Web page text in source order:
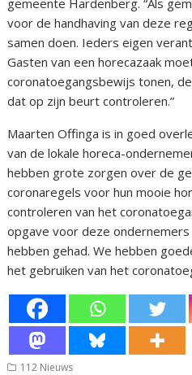
gemeente Hardenberg. “Als
voor de handhaving van deze
samen doen. Ieders eigen
Gasten van een horecazaak
coronatoegangsbewijs tonen,
dat op zijn beurt controleren.”
Maarten Offinga is in goed
van de lokale horeca-
hebben grote zorgen over de
coronaregels voor hun mooie
controleren van het
opgave voor deze
hebben gehad. We hebben
het gebruiken van het
112 Nieuws